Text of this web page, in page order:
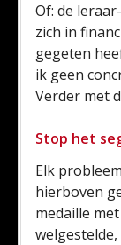
Of: de
zich in
gegeten
ik geen
Verder met
Stop het
Elk
hierboven
medaille